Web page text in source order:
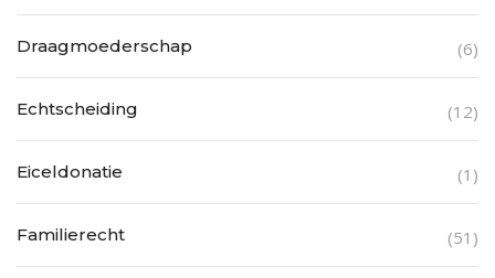
Draagmoederschap (6)
Echtscheiding (12)
Eiceldonatie (1)
Familierecht (51)